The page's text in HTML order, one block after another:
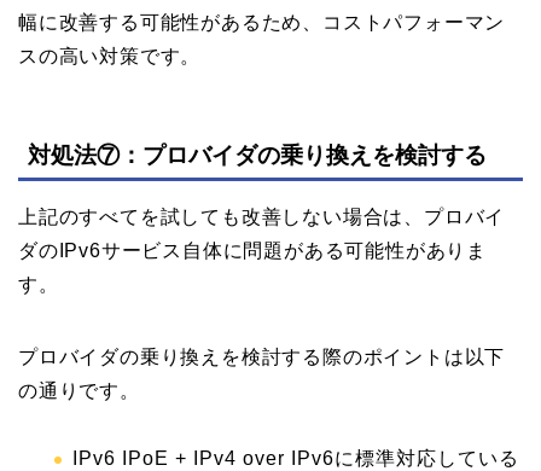
幅に改善する可能性があるため、コストパフォーマン
スの高い対策です。
対処法⑦：プロバイダの乗り換えを検討する
上記のすべてを試しても改善しない場合は、プロバイ
ダのIPv6サービス自体に問題がある可能性がありま
す。
プロバイダの乗り換えを検討する際のポイントは以下
の通りです。
IPv6 IPoE + IPv4 over IPv6に標準対応している